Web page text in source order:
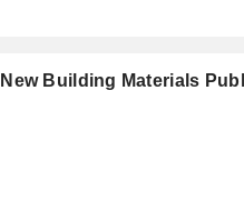
Building Materials